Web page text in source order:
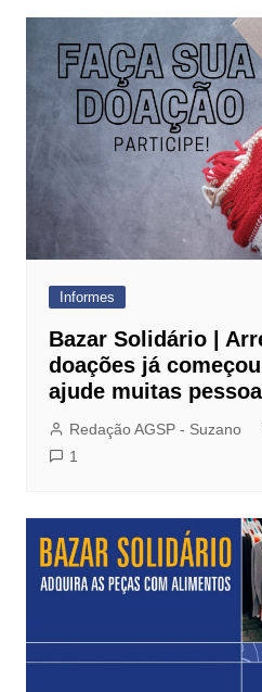
Informes
Bazar Solidário |
doações já
ajude muitas
Redação AGSP - Suzano
1